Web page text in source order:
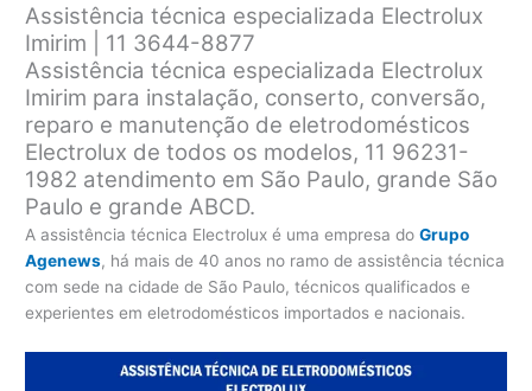
Assistência técnica especializada Electrolux
Imirim | 11 3644-8877
Assistência técnica especializada Electrolux
Imirim para instalação, conserto, conversão,
reparo e manutenção de eletrodomésticos
Electrolux de todos os modelos, 11 96231-
1982 atendimento em São Paulo, grande São
Paulo e grande ABCD.
A assistência técnica Electrolux é uma empresa doGrupo
Agenews, há mais de 40 anos no ramo de assistência técnica
com sede na cidade de São Paulo, técnicos qualificados e
experientes em eletrodomésticos importados e nacionais.